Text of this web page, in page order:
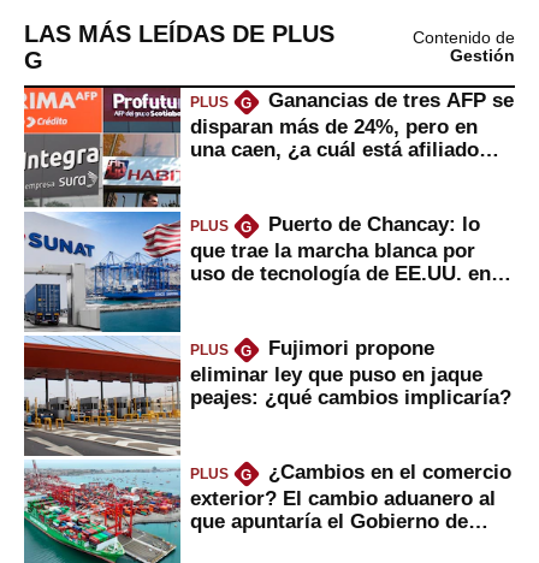
LAS MÁS LEÍDAS DE PLUS
G
Contenido de
Gestión
PLUS G
Ganancias de tres AFP se
disparan más de 24%, pero en
una caen, ¿a cuál está afiliado
PLUS G
Puerto de Chancay: lo
que trae la marcha blanca por
uso de tecnología de EE.UU. en
PLUS G
Fujimori propone
eliminar ley que puso en jaque
peajes: ¿qué cambios implicaría?
PLUS G
¿Cambios en el comercio
exterior? El cambio aduanero al
que apuntaría el Gobierno de